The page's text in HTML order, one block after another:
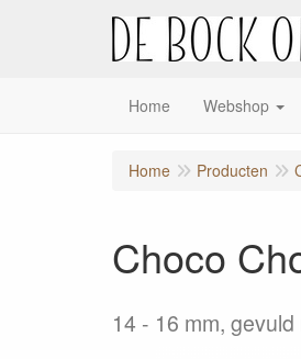
Home Webshop
Home Producten
Choco
14 - 16 mm,